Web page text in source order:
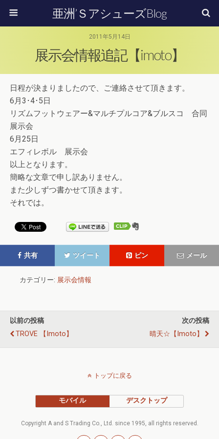
亜洲’ＳアシューズBlog
2011年5月14日
展示会情報追記【imoto】
日程が決まりましたので、ご連絡させて頂きます。
6月3･4･5日
リズムフットウェアー&マルチプルコア&ブルスコ 合同
展示会
6月25日
エフィレボル 展示会
以上となります。
簡略な文章で申し訳ありません。
また少しずつ書かせて頂きます。
それでは。
共有 ツイート ピン メール
カテゴリー: 展示会情報
以前の投稿
TROVE 【imoto】
次の投稿
晴天☆【imoto】
トップに戻る
モバイル デスクトップ
Copyright A and S Trading Co., Ltd. since 1995, all rights reserved.